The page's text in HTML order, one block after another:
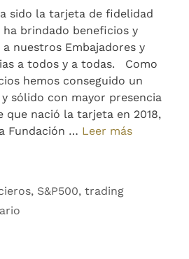
sido la tarjeta de fidelidad
brindado beneficios y
nuestros Embajadores y
a todos y a todas. Como
hemos conseguido un
sólido con mayor presencia
que nació la tarjeta en 2018,
Fundación … Leer más
, S&P500, trading